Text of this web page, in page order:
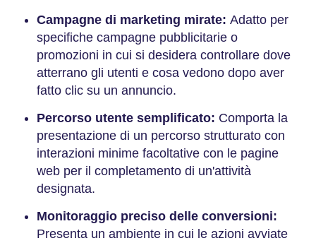
Campagne di marketing mirate: Adatto per
specifiche campagne pubblicitarie o
promozioni in cui si desidera controllare dove
atterrano gli utenti e cosa vedono dopo aver
fatto clic su un annuncio.
Percorso utente semplificato: Comporta la
presentazione di un percorso strutturato con
interazioni minime facoltative con le pagine
web per il completamento di un'attività
designata.
Monitoraggio preciso delle conversioni:
Presenta un ambiente in cui le azioni avviate